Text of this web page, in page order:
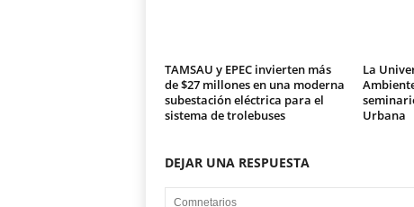
TAMSAU y EPEC invierten más
de $27 millones en una moderna
subestación eléctrica para el
sistema de trolebuses
La
Urbana
DEJAR UNA RESPUESTA